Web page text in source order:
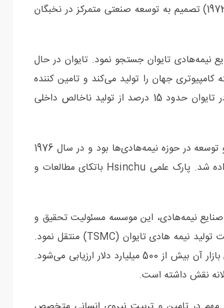
رشد فزاینده کشورهای همسایه و شوک اقتصادی (بحران نفتی اول 1973) تصمیم به توسعه صنعتی متمرکز در نخبگان
نیمه‌هادی تایوان جستجو نمود. تایوان در حال
درصد تراشه‌های پیشرفته کامپیوتری جهان را تولید می‌کند و تامین کننده
اصلی شرکت‌هایی همچون اپل و ان‌ویدیا است. صنایع نیمه‌هادی در تایوان حدود 15 درصد از تولید ناخالص داخلی
موسسه تحقیقات فناوری صنعتی در واقع مبدع و آغازکننده تحقیق و توسعه در حوزه نیمه‌هادی‌ها بود و در سال 1976
اولین مدار مجتمع مقیاس بزرگ تایوان توسط این موسسه توسعه داده شد. پارک علمی Hsinchu باتکای مطالعات و
صنایع نیمه‌هادی، این موسسه مسئولیت تحقیق و
توسعه را در سال 1987 به تولیدکننده اصلی محصولات با عنوان شرکت تولید نیمه هادی تایوان (TSMC) منتقل نمود.
این شرکت اکنون بزرگترین تولیدکننده تراشه‌های جهان است و ارزش بازار آن بیش از 500 میلیارد دلار ارزیابی می‌شود.